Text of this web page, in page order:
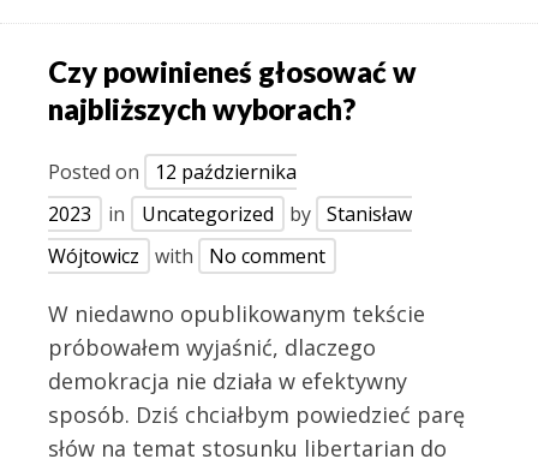
Czy powinieneś głosować w
najbliższych wyborach?
Posted on
12 października
2023
in Uncategorized by Stanisław
Wójtowicz
with No comment
W niedawno opublikowanym tekście
próbowałem wyjaśnić, dlaczego
demokracja nie działa w efektywny
sposób. Dziś chciałbym powiedzieć parę
słów na temat stosunku libertarian do